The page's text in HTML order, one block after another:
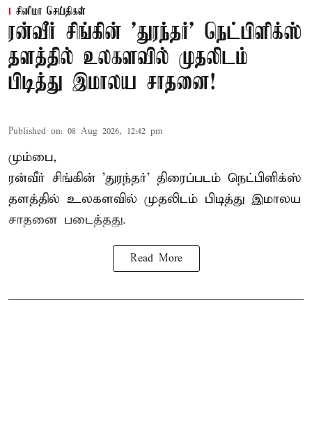
சினிமா செய்திகள்
ரன்வீர் சிங்கின் 'துரந்தர்' நெட்பிளிக்ஸ்
தளத்தில் உலகளவில் முதலிடம்
பிடித்து இமாலய சாதனை!
Published on: 08 Aug 2026, 12:42 pm
மும்பை,
ரன்வீர் சிங்கின் 'துரந்தர்' திரைப்படம் நெட்பிளிக்ஸ்
தளத்தில் உலகளவில் முதலிடம் பிடித்து இமாலய
சாதனை படைத்தது.
Read More